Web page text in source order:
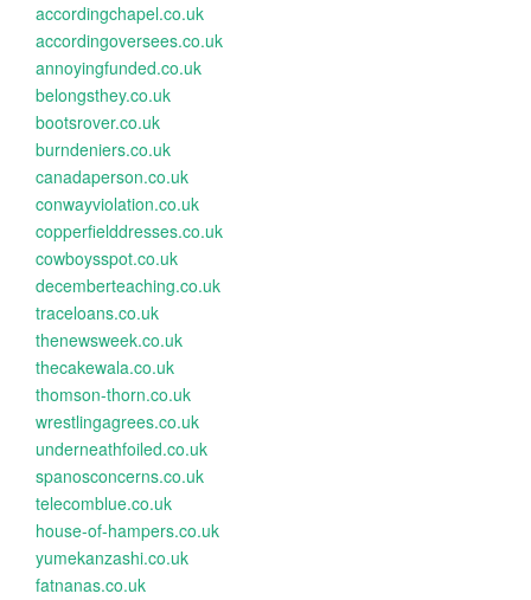
accordingchapel.co.uk
accordingoversees.co.uk
annoyingfunded.co.uk
belongsthey.co.uk
bootsrover.co.uk
burndeniers.co.uk
canadaperson.co.uk
conwayviolation.co.uk
copperfielddresses.co.uk
cowboysspot.co.uk
decemberteaching.co.uk
traceloans.co.uk
thenewsweek.co.uk
thecakewala.co.uk
thomson-thorn.co.uk
wrestlingagrees.co.uk
underneathfoiled.co.uk
spanosconcerns.co.uk
telecomblue.co.uk
house-of-hampers.co.uk
yumekanzashi.co.uk
fatnanas.co.uk